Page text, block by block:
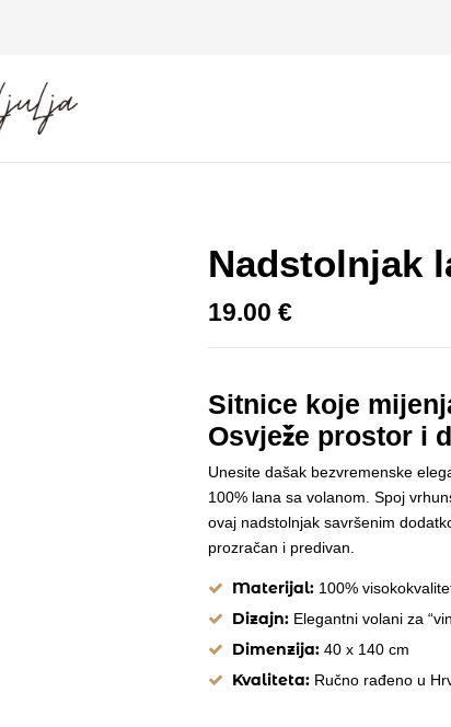
Nadstolnjak
19.00€
Sitnice koje
Osvježe prostor i
Unesite dašak bezvremenske
100% lana sa volanom. Spoj
ovaj nadstolnjak savršenim
prozračan i predivan.
Materijal: 100%
Dizajn: Elegantni volani za
Dimenzija: 40 x 140 cm
Kvaliteta: Ručno rađeno u